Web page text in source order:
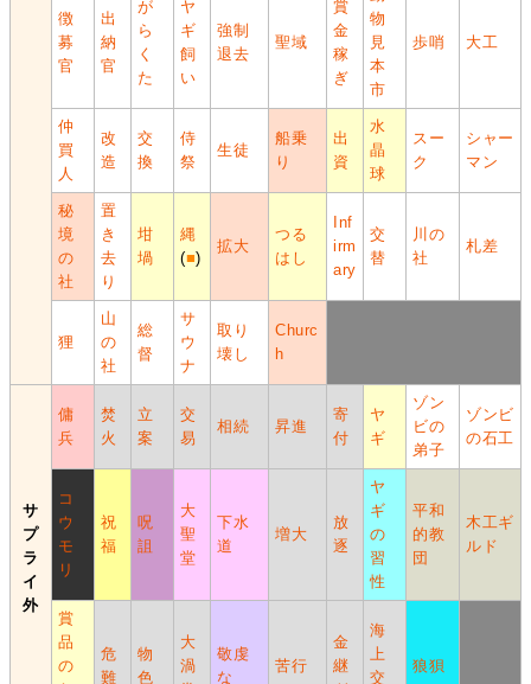
徴
募
官
出
納
官
が
ら
く
た
ヤ
ギ
飼
い
強制
退去
聖域
賞
金
稼
ぎ
物
見
本
市
歩哨 大工
仲
買
人
改
造
交
換
侍
祭
生徒
船乗
り
出
資
水
晶
球
スー
ク
シャー
マン
秘
境
の
社
置
き
去
り
坩
堝
縄
(■)
拡大
つる
はし
Inf
irm
ary
交
替
川の
社
札差
狸
山
の
社
総
督
サ
ウ
ナ
取り
壊し
Churc
h
サ
プ
ラ
イ
外
傭
兵
焚
火
立
案
交
易
相続 昇進
寄
付
ヤ
ギ
ゾン
ビの
弟子
ゾンビ
の石工
コ
ウ
モ
リ
祝
福
呪
詛
大
聖
堂
下水
道
増大
放
逐
ヤ
ギ
の
習
性
平和
的教
団
木工ギ
ルド
賞
品
の
危
難
物
色
大
渦
敬虔
な
苦行
金
継
海
上
交
狼狽